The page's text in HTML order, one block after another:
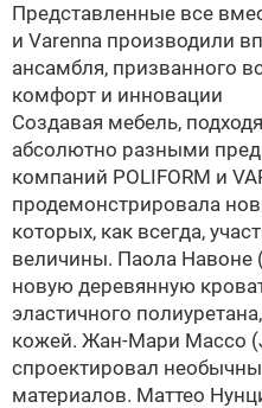
Представленные все
и Varenna производили
ансамбля, призванного
комфорт и инновации
Создавая мебель,
абсолютно разными
компаний POLIFORM и
продемонстрировала
которых, как всегда,
величины. Паола Навоне
новую деревянную
эластичного
кожей. Жан-Мари Массо
спроектировал
материалов. Маттео